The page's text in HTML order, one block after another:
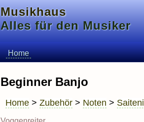
Musikhaus
Alles für den Musiker
Home
Beginner Banjo
Home > Zubehör > Noten >